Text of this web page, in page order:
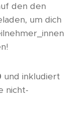
den den
um dich
und inkludiert
nicht-